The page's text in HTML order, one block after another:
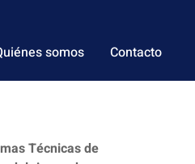
somos Contacto
Técnicas de